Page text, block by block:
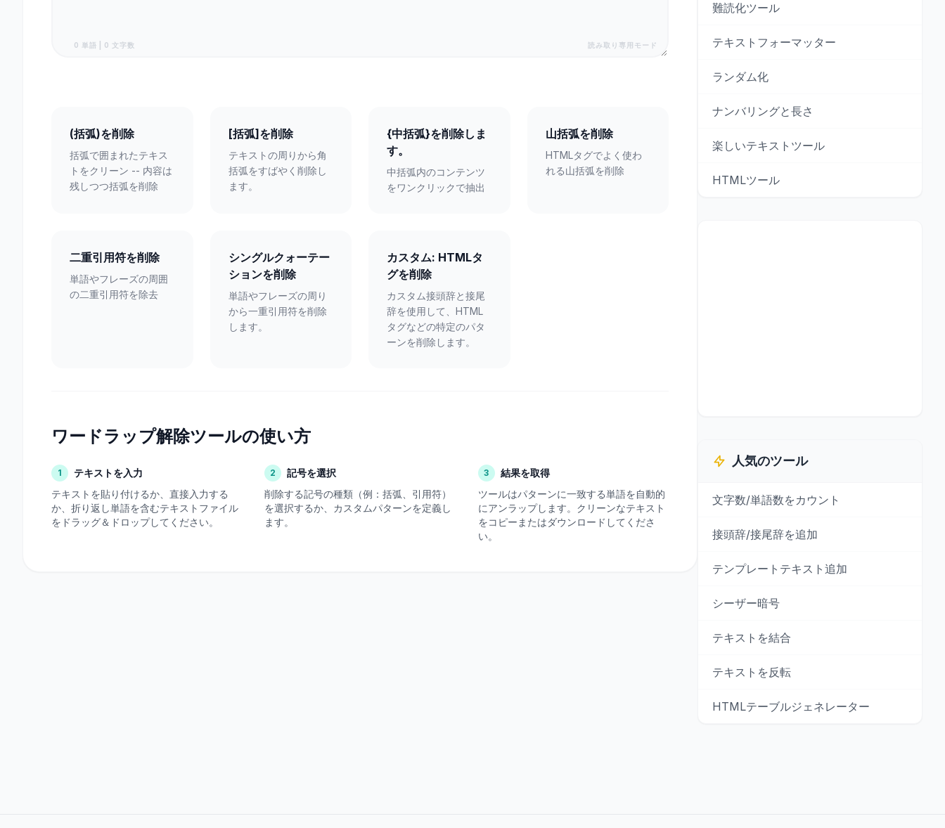
0 単語 | 0 文字数 読み取り専用モード
(括弧)を削除
括弧で囲まれたテキス
トをクリーン -- 内容は
残しつつ括弧を削除
[括弧]を削除
テキストの周りから角
括弧をすばやく削除し
ます。
{中括弧}を削除しま
す。
中括弧内のコンテンツ
をワンクリックで抽出
山括弧を削除
HTMLタグでよく使わ
れる山括弧を削除
二重引用符を削除
単語やフレーズの周囲
の二重引用符を除去
シングルクォーテー
ションを削除
単語やフレーズの周り
から一重引用符を削除
します。
カスタム: HTMLタ
グを削除
カスタム接頭辞と接尾
辞を使用して、HTML
タグなどの特定のパタ
ーンを削除します。
ワードラップ解除ツールの使い方
1
テキストを入力
テキストを貼り付けるか、直接入力する
か、折り返し単語を含むテキストファイル
をドラッグ＆ドロップしてください。
2
記号を選択
削除する記号の種類（例：括弧、引用符）
を選択するか、カスタムパターンを定義し
ます。
3
結果を取得
ツールはパターンに一致する単語を自動的
にアンラップします。クリーンなテキスト
をコピーまたはダウンロードしてくださ
い。
難読化ツール
テキストフォーマッター
ランダム化
ナンバリングと長さ
楽しいテキストツール
HTMLツール
人気のツール
文字数/単語数をカウント
接頭辞/接尾辞を追加
テンプレートテキスト追加
シーザー暗号
テキストを結合
テキストを反転
HTMLテーブルジェネレーター